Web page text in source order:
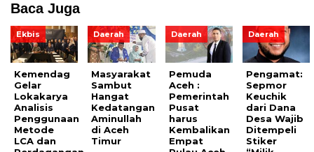
Baca Juga
Ekbis
Kemendag
Gelar
Lokakarya
Analisis
Penggunaan
Metode
LCA dan
Daerah
Masyarakat
Sambut
Hangat
Kedatangan
Aminullah
di Aceh
Timur
Daerah
Pemuda
Aceh :
Pemerintah
Pusat
harus
Kembalikan
Empat
Daerah
Pengamat:
Sepmor
Keuchik
dari Dana
Desa Wajib
Ditempeli
Stiker